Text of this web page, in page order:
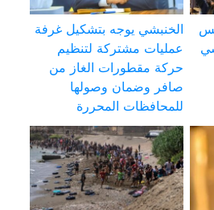
الخنبشي يوجه بتشكيل غرفة
عمليات مشتركة لتنظيم
حركة مقطورات الغاز من
صافر وضمان وصولها
للمحافظات المحررة